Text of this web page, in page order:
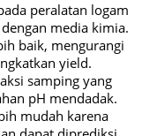
peralatan logam
media kimia.
baik, mengurangi
yield.
samping yang
pH mendadak.
mudah karena